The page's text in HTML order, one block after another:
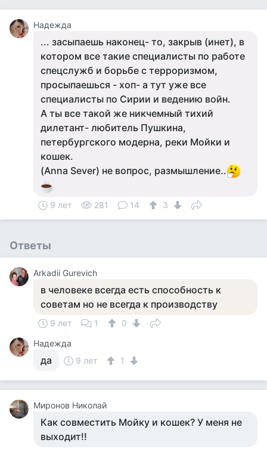
Надежда
... засыпаешь наконец- то, закрыв (инет), в
котором все такие специалисты по работе
спецслужб и борьбе с терроризмом,
просыпаешься - хоп- а тут уже все
специалисты по Сирии и ведению войн.
А ты все такой же никчемный тихий
дилетант- любитель Пушкина,
петербургского модерна, реки Мойки и
кошек.
(Anna Sever) не вопрос, размышление..
9 лет 281 14 3
Ответы
Arkadii Gurevich
в человеке всегда есть способность к
советам но не всегда к производству
9 лет 1
0
Надежда
да 9 лет 1
Миронов Николай
Как совместить Мойку и кошек? У меня не
выходит!!